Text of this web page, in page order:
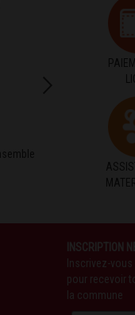
INSCRIPTION
Inscrivez-
pour recevoir
la commune